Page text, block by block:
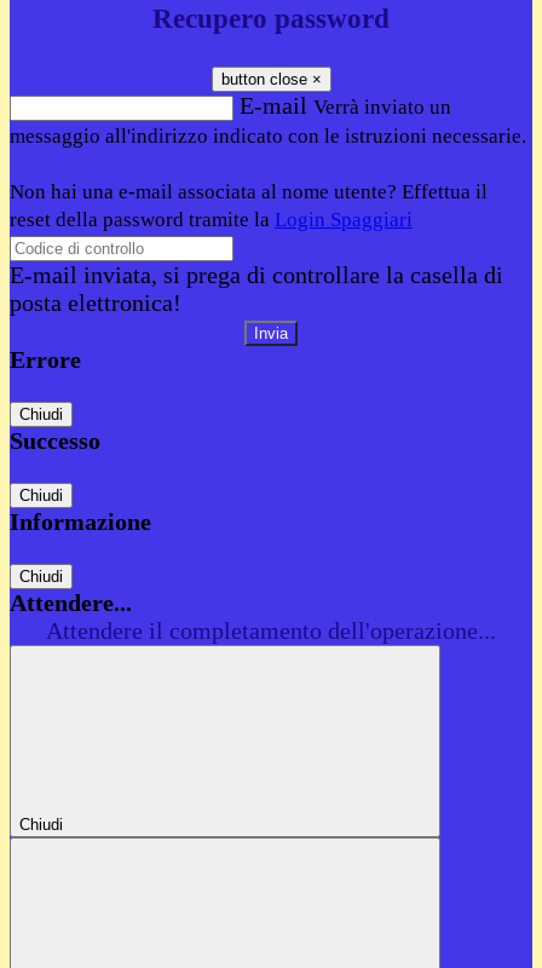
Recupero password
button close ×
E-mail Verrà inviato un
messaggio all'indirizzo indicato con le istruzioni necessarie.
Non hai una e-mail associata al nome utente? Effettua il
reset della password tramite la Login Spaggiari
E-mail inviata, si prega di controllare la casella di
posta elettronica!
Errore
Chiudi
Successo
Chiudi
Informazione
Chiudi
Attendere...
Attendere il completamento dell'operazione...
Chiudi